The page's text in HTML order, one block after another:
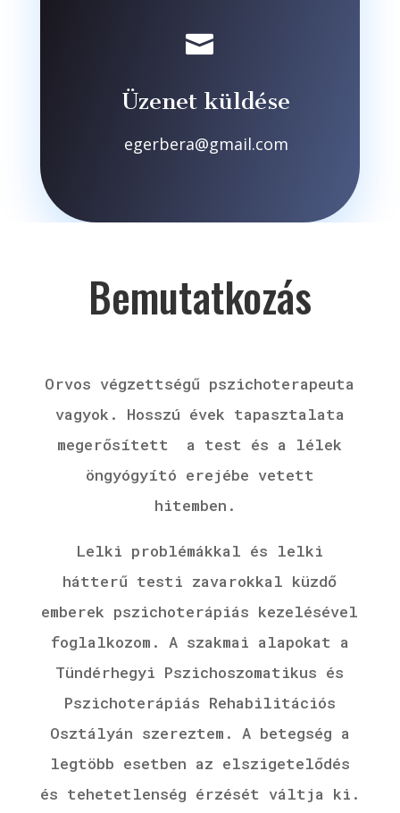

Üzenet küldése
egerbera@gmail.com
Bemutatkozás
Orvos végzettségű pszichoterapeuta
vagyok. Hosszú évek tapasztalata
megerősített a test és a lélek
öngyógyító erejébe vetett
hitemben.
Lelki problémákkal és lelki
hátterű testi zavarokkal küzdő
emberek pszichoterápiás kezelésével
foglalkozom. A szakmai alapokat a
Tündérhegyi Pszichoszomatikus és
Pszichoterápiás Rehabilitációs
Osztályán szereztem. A betegség a
legtöbb esetben az elszigetelődés
és tehetetlenség érzését váltja ki.